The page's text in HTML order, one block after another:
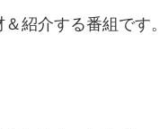
紹介する番組です。